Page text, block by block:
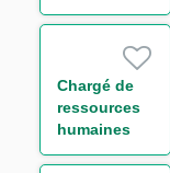
Transverse -
durable H/F
Chargé de
ressources
humaines
généraliste